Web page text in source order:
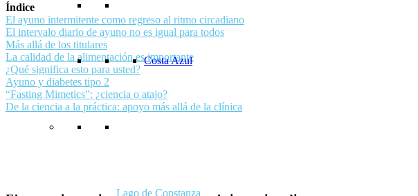
Costa Azul
Lago de Constanza
Índice
El ayuno intermitente como regreso al ritmo circadiano
El intervalo diario de ayuno no es igual para todos
Más allá de los titulares
La calidad de la alimentación es importante
¿Qué significa esto para usted?
Ayuno y diabetes tipo 2
“Fasting Mimetics”: ¿ciencia o atajo?
De la ciencia a la práctica: apoyo más allá de la clínica